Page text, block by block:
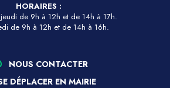
HORAIRES :
de 9h à 12h et de 14h à 17h.
de 9h à 12h et de 14h à 16h.
NOUS CONTACTER
DÉPLACER EN MAIRIE